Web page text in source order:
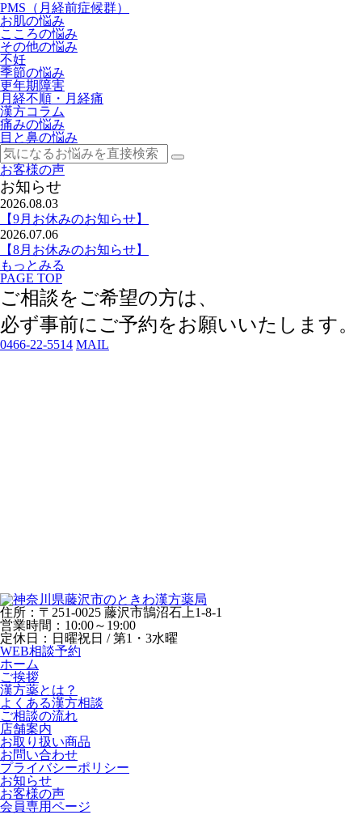
PMS（月経前症候群）
お肌の悩み
こころの悩み
その他の悩み
不妊
季節の悩み
更年期障害
月経不順・月経痛
漢方コラム
痛みの悩み
目と鼻の悩み
お客様の声
お知らせ
2026.08.03
【9月お休みのお知らせ】
2026.07.06
【8月お休みのお知らせ】
もっとみる
PAGE TOP
ご相談をご希望の方は、
必ず事前にご予約をお願いいたします。
0466-22-5514 MAIL
住所：〒251-0025 藤沢市鵠沼石上1-8-1
営業時間：10:00～19:00
定休日：日曜祝日 / 第1・3水曜
WEB相談予約
ホーム
ご挨拶
漢方薬とは？
よくある漢方相談
ご相談の流れ
店舗案内
お取り扱い商品
お問い合わせ
プライバシーポリシー
お知らせ
お客様の声
会員専用ページ